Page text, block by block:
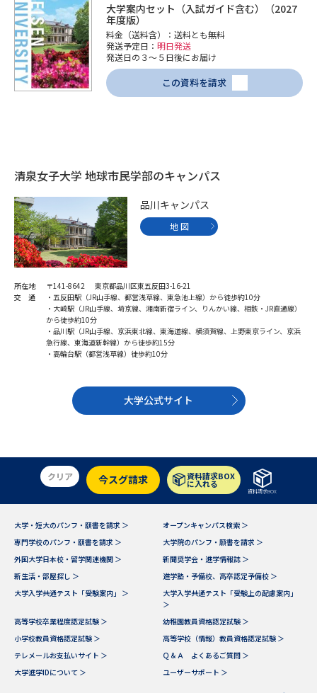
大学で学びたい学問発見
学問のミニ講義「夢ナビ講義」 学問分野解説
Ｑ＆Ａ よくあるご質問 大学進学IDについて
資料の料金の
お支払いについて
受付内容・発送状況の確認
テレメール
お支払いサイト
特定商取引表記
テレメール進学カタログ
訂正のご案内
大学案内セット（入試ガイド含む）（2027
年度版）
料金（送料含）：送料とも無料
発送予定日： 明日発送
発送日の３～５日後にお届け
この資料を請求
清泉女子大学 地球市民学部のキャンパス
品川キャンパス
地 図
所在地
〒141-8642 東京都品川区東五反田3-16-21
交 通
・五反田駅（JR山手線、都営浅草線、東急池上線）から徒歩約10分
・大崎駅（JR山手線、埼京線、湘南新宿ライン、りんかい線、相鉄・JR直通線）
から徒歩約10分
・品川駅（JR山手線、京浜東北線、東海道線、横須賀線、上野東京ライン、京浜
急行線、東海道新幹線）から徒歩約15分
・高輪台駅（都営浅草線）徒歩約10分
大学公式サイト
クリア 今スグ請求 資料請求BOX
に入れる
資料請求BOX
大学・短大のパンフ・願書を請求 ＞
オープンキャンパス検索 ＞
専門学校のパンフ・願書を請求 ＞
大学院のパンフ・願書を請求 ＞
外国大学日本校・留学関連機関 ＞
新聞奨学会・進学情報誌 ＞
新生活・部屋探し ＞
進学塾・予備校、高卒認定予備校 ＞
大学入学共通テスト「受験案内」 ＞
大学入学共通テスト「受験上の配慮案内」
＞
高等学校卒業程度認定試験 ＞
幼稚園教員資格認定試験 ＞
小学校教員資格認定試験 ＞
高等学校（情報）教員資格認定試験 ＞
テレメールお支払いサイト ＞
Ｑ＆Ａ よくあるご質問 ＞
大学進学IDについて ＞
ユーザーサポート ＞